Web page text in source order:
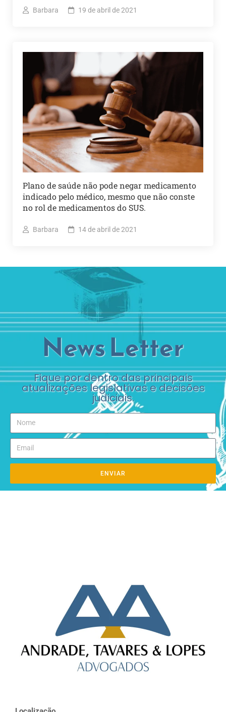
Barbara 19 de abril de 2021
Plano de saúde não pode negar medicamento
indicado pelo médico, mesmo que não conste
no rol de medicamentos do SUS.
Barbara 14 de abril de 2021
News Letter
Fique por dentro das principais
atualizações legislativas e decisões
judiciais.
ENVIAR